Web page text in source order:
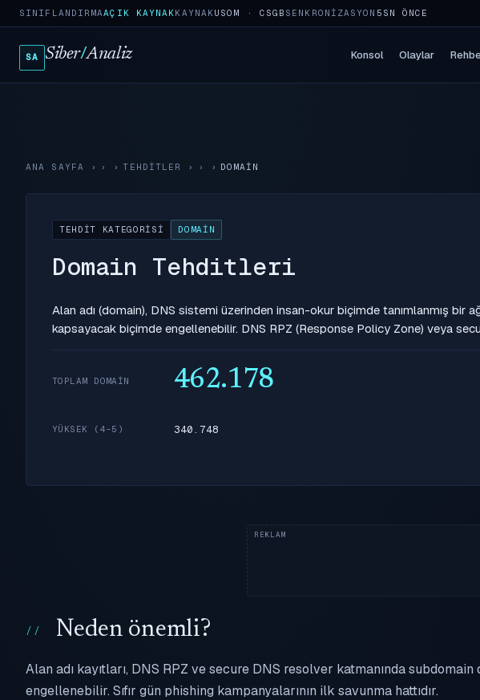
SINIFLANDIRMAAÇIK KAYNAKKAYNAKUSOM · CSGB SENKRONIZASYON 5SN ÖNCE
SA Siber/Analiz Konsol Olaylar
ANA SAYFA › TEHDITLER › DOMAIN
TEHDIT KATEGORISI DOMAIN
Domain Tehditleri
Alan adı (domain), DNS sistemi üzerinden insan-okur biçimde tanımlanmış bir
kapsayacak biçimde engellenebilir. DNS RPZ (Response Policy Zone) veya
TOPLAM DOMAIN 462.178
YÜKSEK (4–5) 340.748
Neden önemli?
Alan adı kayıtları, DNS RPZ ve secure DNS resolver katmanında
engellenebilir. Sıfır gün phishing kampanyalarının ilk savunma hattıdır.